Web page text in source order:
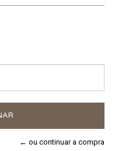
← ou continuar a compra